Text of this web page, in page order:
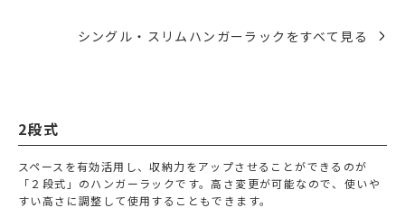
シングル・スリムハンガーラックをすべて見る
2段式
スペースを有効活用し、収納力をアップさせることができるのが
「２段式」のハンガーラックです。高さ変更が可能なので、使いや
すい高さに調整して使用することもできます。